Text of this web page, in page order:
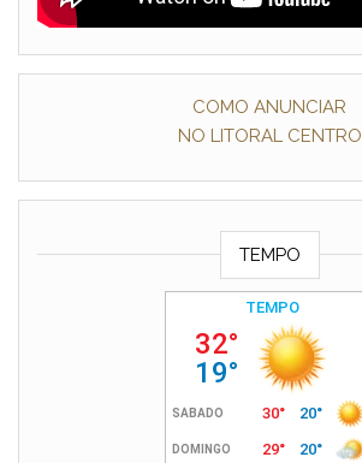
COMO ANUNCIAR
NO LITORAL CENTRO
TEMPO